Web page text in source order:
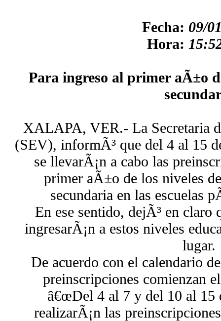
Fecha: 09/
Hora:
Para ingreso al primer aÃ±o
XALAPA, VER.- La Secretaria
(SEV), informÃ³ que del 4 al 15
se llevarÃ¡n a cabo las
primer aÃ±o de los niveles
secundaria en las escuelas
En ese sentido, dejÃ³ en
ingresarÃ¡n a estos niveles
lugar.
De acuerdo con el calendario
preinscripciones comienzan
â€œDel 4 al 7 y del 10 al 15
realizarÃ¡n las